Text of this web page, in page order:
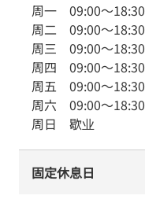
周一 09:00～18:30
周二 09:00～18:30
周三 09:00～18:30
周四 09:00～18:30
周五 09:00～18:30
周六 09:00～18:30
周日 歇业
固定休息日